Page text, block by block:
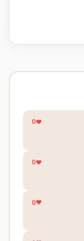
0
0
0